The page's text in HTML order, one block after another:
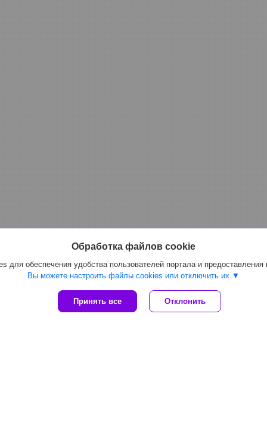
Обработка файлов cookie
обеспечения удобства пользователей портала и предоставления
Вы можете настроить файлы cookies или отключить их.
Принять все Отклонить